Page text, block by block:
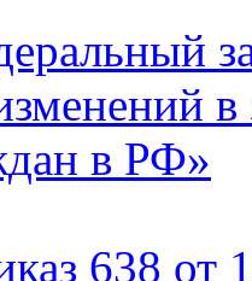
в РФ»
638 от